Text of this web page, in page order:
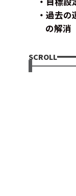
過去の
の解消
SCROLL